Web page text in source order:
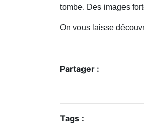
tombe. Des images
On vous laisse
Partager :
Tags :